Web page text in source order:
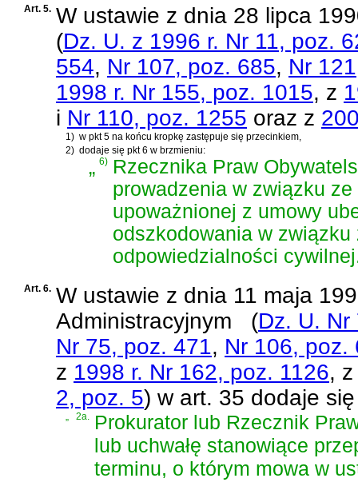
Art. 5. W ustawie z dnia 28 lipca
(Dz. U. z 1996 r. Nr 11, poz.
554, Nr 107, poz. 685, Nr
1998 r. Nr 155, poz. 1015, z
i Nr 110, poz. 1255 oraz z
1) w pkt 5 na końcu kropkę zastępuje się przecinkiem,
2) dodaje się pkt 6 w brzmieniu:
„6) Rzecznika Praw
prowadzenia w związku
upoważnionej z umowy
odszkodowania w
odpowiedzialności
Art. 6. W ustawie z dnia 11 maja
Administracyjnym
(Dz. U.
Nr 75, poz. 471, Nr 106, poz.
z 1998 r. Nr 162, poz. 1126,
2, poz. 5) w art. 35 dodaje
„ 2a. Prokurator lub Rzecznik
lub uchwałę stanowiące
terminu, o którym mowa w